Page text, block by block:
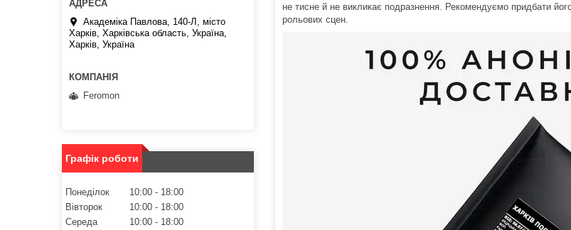
не тисне й не викликає подразнення. Рекомендуємо придбати
рольових сцен.
Академіка Павлова, 140-Л, місто
Харків, Харківська область, Україна,
Харків, Україна
Feromon
Графік роботи
Понеділок 10:00
18:00
Вівторок
10:00
18:00
Середа
10:00
18:00